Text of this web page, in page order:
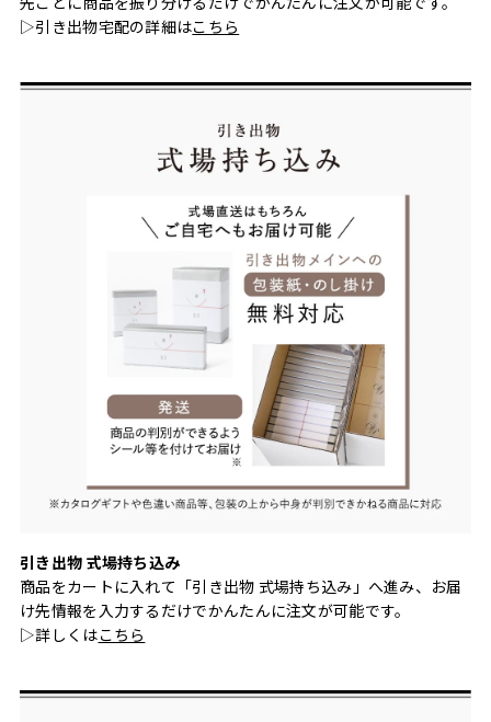
▷引き出物宅配の詳細はこちら
引き出物 式場持ち込み
商品をカートに入れて「引き出物 式場持ち込み」へ進み、お届
け先情報を入力するだけでかんたんに注文が可能です。
▷詳しくはこちら